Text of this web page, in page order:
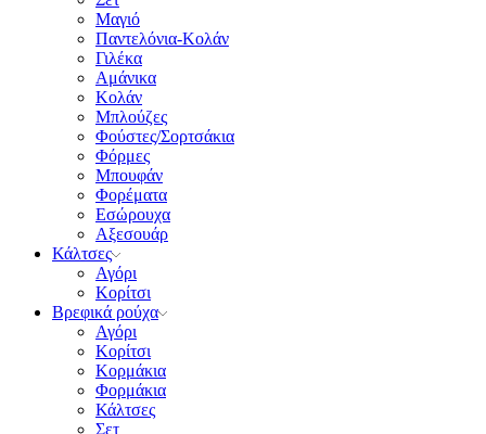
Μαγιό
Παντελόνια-Κολάν
Γιλέκα
Αμάνικα
Κολάν
Μπλούζες
Φούστες/Σορτσάκια
Φόρμες
Μπουφάν
Φορέματα
Εσώρουχα
Αξεσουάρ
Κάλτσες
Αγόρι
Κορίτσι
Βρεφικά ρούχα
Αγόρι
Κορίτσι
Κορμάκια
Φορμάκια
Κάλτσες
Σετ